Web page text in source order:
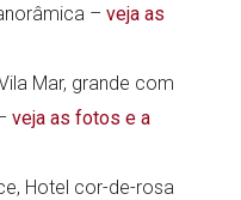
–veja as
Mar, grande com
veja as fotos e a
Hotel cor-de-rosa